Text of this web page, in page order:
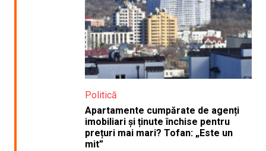
Politică
Apartamente cumpărate de agenți
imobiliari și ținute închise pentru
prețuri mai mari? Tofan: „Este un
mit”